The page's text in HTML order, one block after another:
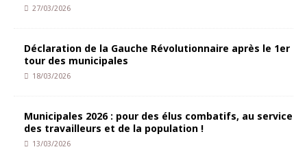
27/03/2026
Déclaration de la Gauche Révolutionnaire après le 1er
tour des municipales
18/03/2026
Municipales 2026 : pour des élus combatifs, au service
des travailleurs et de la population !
13/03/2026